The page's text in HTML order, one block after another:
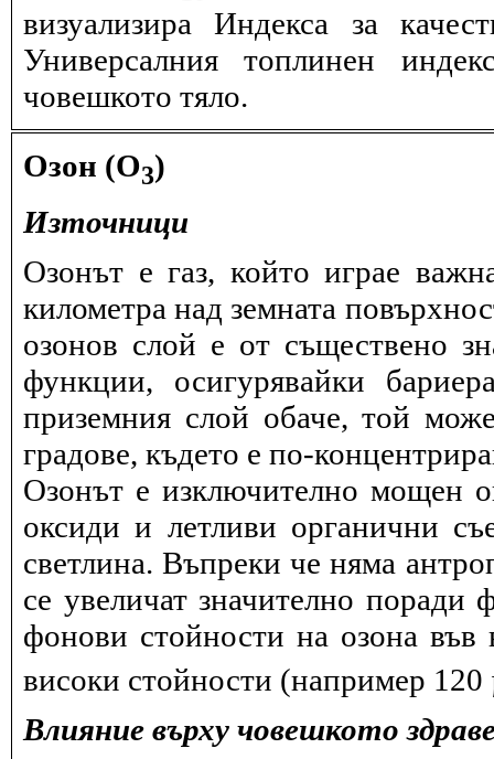
визуализира Индекса за
Универсалния топлинен
човешкото тяло.
Озон (O3)
Източници
Озонът е газ, който играе
километра над земната
озонов слой е от съществено
функции, осигурявайки
приземния слой обаче, той
градове, където е по-
Озонът е изключително мощен
оксиди и летливи органични
светлина. Въпреки че няма
се увеличат значително
фонови стойности на озона
високи стойности (например 120
Влияние върху човешкото